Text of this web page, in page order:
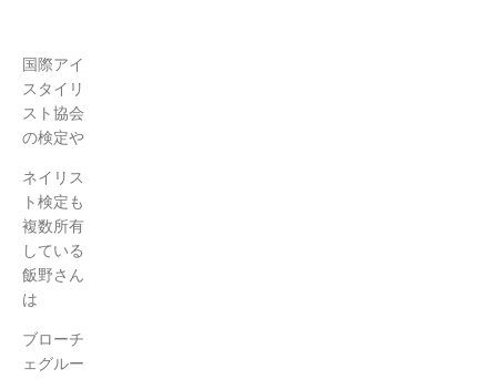
国際アイ
スタイリ
スト協会
の検定や
ネイリス
ト検定も
複数所有
している
飯野さん
は
ブローチ
ェグルー